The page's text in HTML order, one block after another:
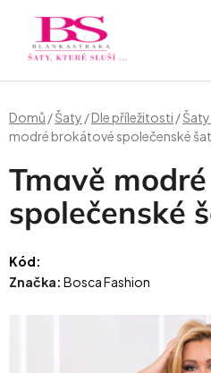
obsah
Domů /Šaty /Dle příležitosti /
modré brokátové společenské
Tmavě
společenské
Kód:
Značka: Bosca Fashion